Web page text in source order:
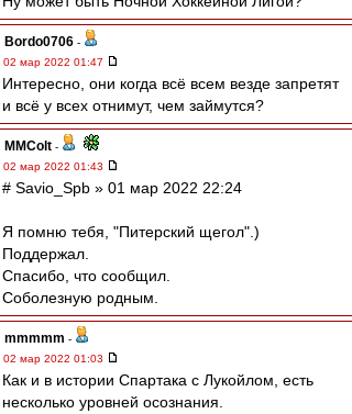
Bordo0706 -
02 мар 2022 01:47
Интересно, они когда всё всем везде запретят
и всё у всех отнимут, чем займутся?
MMColt -
02 мар 2022 01:43
# Savio_Spb » 01 мар 2022 22:24
Я помню тебя, "Питерский щегол".)
Поддержал.
Спасибо, что сообщил.
Соболезную родным.
mmmmm -
02 мар 2022 01:03
Как и в истории Спартака с Лукойлом, есть
несколько уровней осознания.